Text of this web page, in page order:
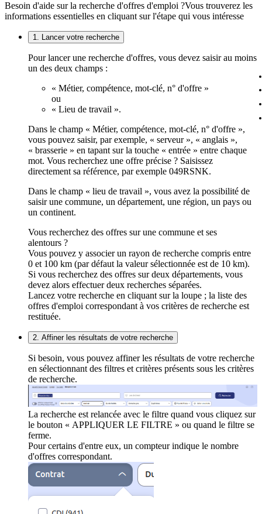
Besoin d'aide sur la recherche d'offres d'emploi ?Vous trouverez les
informations essentielles en cliquant sur l'étape qui vous intéresse
1. Lancer votre recherche
Pour lancer une recherche d'offres, vous devez saisir au moins
un des deux champs :
« Métier, compétence, mot-clé, n° d'offre »
ou
« Lieu de travail ».
Dans le champ « Métier, compétence, mot-clé, n° d'offre »,
vous pouvez saisir, par exemple, « serveur », « anglais »,
« brasserie » en tapant sur la touche « entrée » entre chaque
mot. Vous recherchez une offre précise ? Saisissez
directement sa référence, par exemple 049RSNK.
Dans le champ « lieu de travail », vous avez la possibilité de
saisir une commune, un département, une région, un pays ou
un continent.
Vous recherchez des offres sur une commune et ses
alentours ?
Vous pouvez y associer un rayon de recherche compris entre
0 et 100 km (par défaut la valeur sélectionnée est de 10 km).
Si vous recherchez des offres sur deux départements, vous
devez alors effectuer deux recherches séparées.
Lancez votre recherche en cliquant sur la loupe ; la liste des
offres d'emploi correspondant à vos critères de recherche est
restituée.
2. Affiner les résultats de votre recherche
Si besoin, vous pouvez affiner les résultats de votre recherche
en sélectionnant des filtres et critères présents sous les critères
de recherche.
La recherche est relancée avec le filtre quand vous cliquez sur
le bouton « APPLIQUER LE FILTRE » ou quand le filtre se
ferme.
Pour certains d'entre eux, un compteur indique le nombre
d'offres correspondant.